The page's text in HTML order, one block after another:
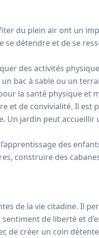
du plein air ont un
détendre et de se
des activités
bac à sable ou un
la santé physique et
de convivialité. Il est
jardin peut
des
construire des
de la vie citadine. Il
de liberté et
créer un coin